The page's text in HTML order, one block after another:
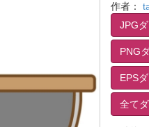
作者：
JPG
PNG
EPS
全て